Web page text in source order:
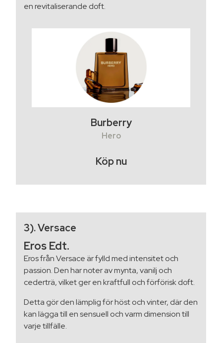
en revitaliserande doft.
Burberry
Hero
Köp nu
3). Versace
Eros Edt.
Eros från Versace är fylld med intensitet och
passion. Den har noter av mynta, vanilj och
cederträ, vilket ger en kraftfull och förförisk doft.
Detta gör den lämplig för höst och vinter, där den
kan lägga till en sensuell och varm dimension till
varje tillfälle.